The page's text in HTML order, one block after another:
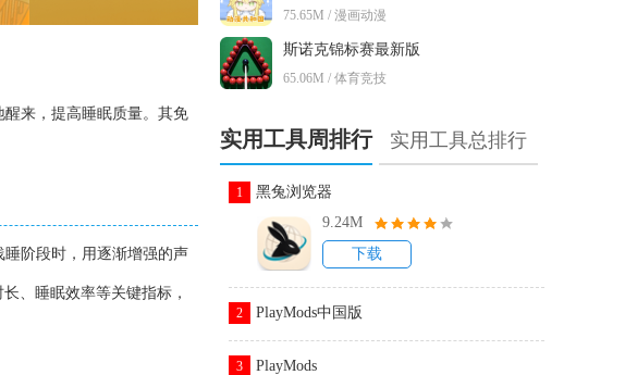
醒来，提高睡眠质量。其免
睡阶段时，用逐渐增强的声
、睡眠效率等关键指标，
75.65M / 漫画动漫
斯诺克锦标赛最新版
65.06M / 体育竞技
实用工具周排行 实用工具总排行
1
黑兔浏览器
9.24M
下载
2 PlayMods中国版
3 PlayMods